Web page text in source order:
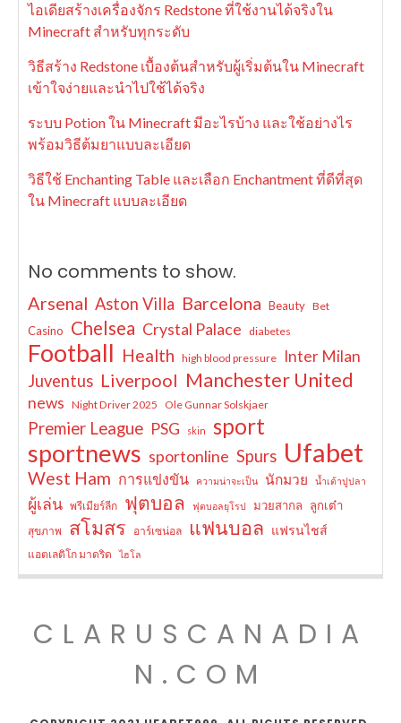
ไอเดียสร้างเครื่องจักร Redstone ที่ใช้งานได้จริงใน
Minecraft สำหรับทุกระดับ
วิธีสร้าง Redstone เบื้องต้นสำหรับผู้เริ่มต้นใน Minecraft
เข้าใจง่ายและนำไปใช้ได้จริง
ระบบ Potion ใน Minecraft มีอะไรบ้าง และใช้อย่างไร
พร้อมวิธีต้มยาแบบละเอียด
วิธีใช้ Enchanting Table และเลือก Enchantment ที่ดีที่สุด
ใน Minecraft แบบละเอียด
No comments to show.
Arsenal Aston Villa Barcelona Beauty Bet
Casino Chelsea Crystal Palace diabetes
Football Health high blood pressure Inter Milan
Juventus Liverpool Manchester United
news Night Driver 2025 Ole Gunnar Solskjaer
Premier League PSG skin sport
sportnews sportonline Spurs Ufabet
West Ham การแข่งขัน ความน่าจะเป็น นักมวย น้ำเต้าปูปลา
ผู้เล่น พรีเมียร์ลีก ฟุตบอล ฟุตบอลยุโรป มวยสากล ลูกเต๋า
สุขภาพ สโมสร อาร์เซน่อล แฟนบอล แฟรนไชส์
แอตเลติโก มาดริด ไฮโล
CLARUSCANADIA
N.COM